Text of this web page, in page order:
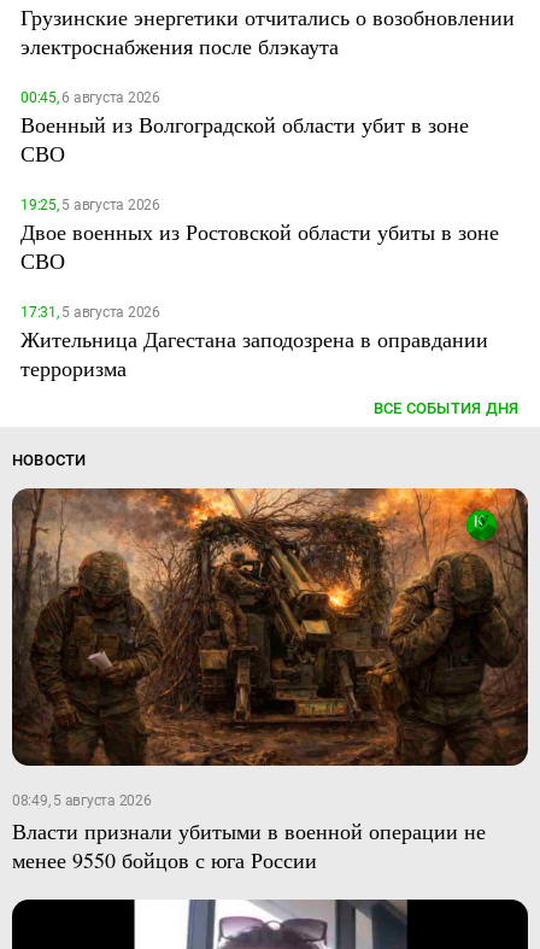
Грузинские энергетики отчитались о возобновлении
электроснабжения после блэкаута
00:45,6 августа 2026
Военный из Волгоградской области убит в зоне
СВО
19:25,5 августа 2026
Двое военных из Ростовской области убиты в зоне
СВО
17:31,5 августа 2026
Жительница Дагестана заподозрена в оправдании
терроризма
ВСЕ СОБЫТИЯ ДНЯ
НОВОСТИ
08:49, 5 августа 2026
Власти признали убитыми в военной операции не
менее 9550 бойцов с юга России